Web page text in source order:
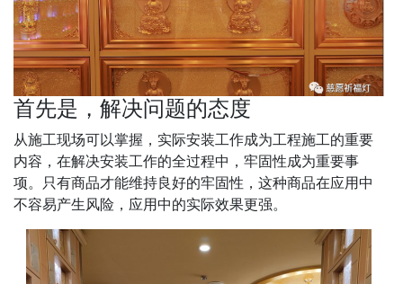
首先是，解决问题的态度
从施工现场可以掌握，实际安装工作成为工程施工的重要
内容，在解决安装工作的全过程中，牢固性成为重要事
项。只有商品才能维持良好的牢固性，这种商品在应用中
不容易产生风险，应用中的实际效果更强。